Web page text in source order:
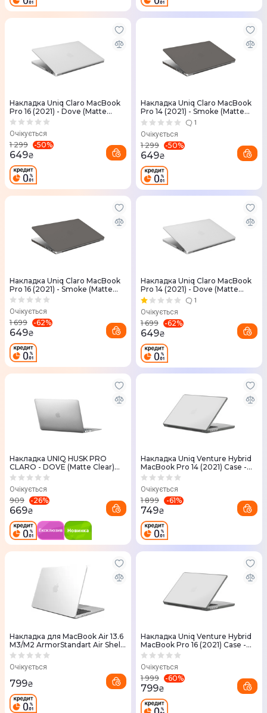
Накладка Uniq Claro MacBook
Pro 16 (2021) - Dove (Matte
Clear)
Очікується
1 299 -50%
649₴
Накладка Uniq Claro MacBook
Pro 14 (2021) - Smoke (Matte
Grey)
1
Очікується
1 299 -50%
649₴
Накладка Uniq Claro MacBook
Pro 16 (2021) - Smoke (Matte
Grey)
Очікується
1 699 -62%
649₴
Накладка Uniq Claro MacBook
Pro 14 (2021) - Dove (Matte
Clear)
1
Очікується
1 699 -62%
649₴
Накладка UNIQ HUSK PRO
CLARO - DOVE (Matte Clear)
для MacBook Air 13" (2020)
Очікується
909 -26%
669₴
Накладка Uniq Venture Hybrid
MacBook Pro 14 (2021) Case -
Frost/Charcoal (Grey)
Очікується
1 899 -61%
749₴
Накладка для MacBook Air 13.6
M3/M2 ArmorStandart Air Shell
Clear (ARM65812)
Очікується
799₴
Накладка Uniq Venture Hybrid
MacBook Pro 16 (2021) Case -
Frost/Charcoal (Grey)
Очікується
1 999 -60%
799₴